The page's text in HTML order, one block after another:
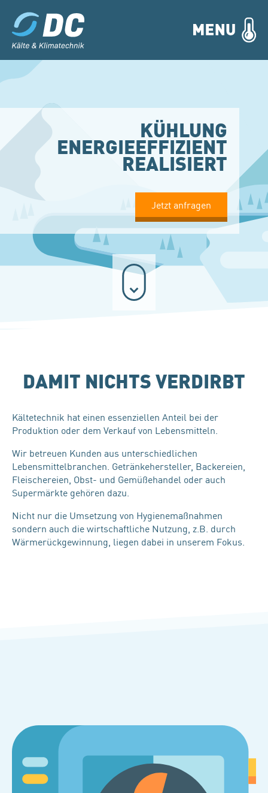
KÜHLUNG
ENERGIEEFFIZIENT
REALISIERT
Jetzt anfragen
DAMIT NICHTS VERDIRBT
Kältetechnik hat einen essenziellen Anteil bei der
Produktion oder dem Verkauf von Lebensmitteln.
Wir betreuen Kunden aus unterschiedlichen
Lebensmittelbranchen. Getränkehersteller, Backereien,
Fleischereien, Obst- und Gemüßehandel oder auch
Supermärkte gehören dazu.
Nicht nur die Umsetzung von Hygienemaßnahmen
sondern auch die wirtschaftliche Nutzung, z.B. durch
Wärmerückgewinnung, liegen dabei in unserem Fokus.